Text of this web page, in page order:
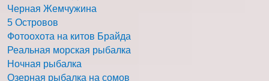
Черная Жемчужина
5 Островов
Фотоохота на китов Брайда
Реальная морская рыбалка
Ночная рыбалка
Озерная рыбалка на сомов